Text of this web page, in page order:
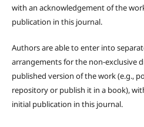
with an acknowledgement of the
publication in this journal.
Authors are able to enter into
arrangements for the non-exclusive
published version of the work (e.g.,
repository or publish it in a book),
initial publication in this journal.